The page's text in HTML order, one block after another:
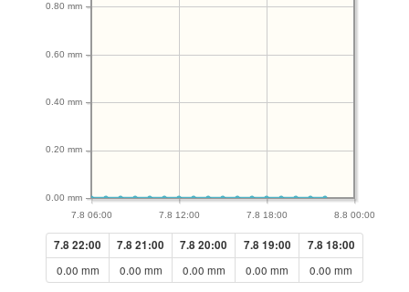
7.8 06:00 7.8 12:00 7.8 18:00 8.8 00:00
0.00 mm
0.20 mm
0.40 mm
0.60 mm
0.80 mm
7.8 22:00 7.8 21:00 7.8 20:00 7.8 19:00 7.8 18:00
0.00 mm 0.00 mm 0.00 mm 0.00 mm 0.00 mm